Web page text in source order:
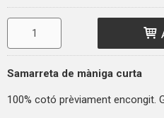
Samarreta de màniga curta
100% cotó prèviament encongit.